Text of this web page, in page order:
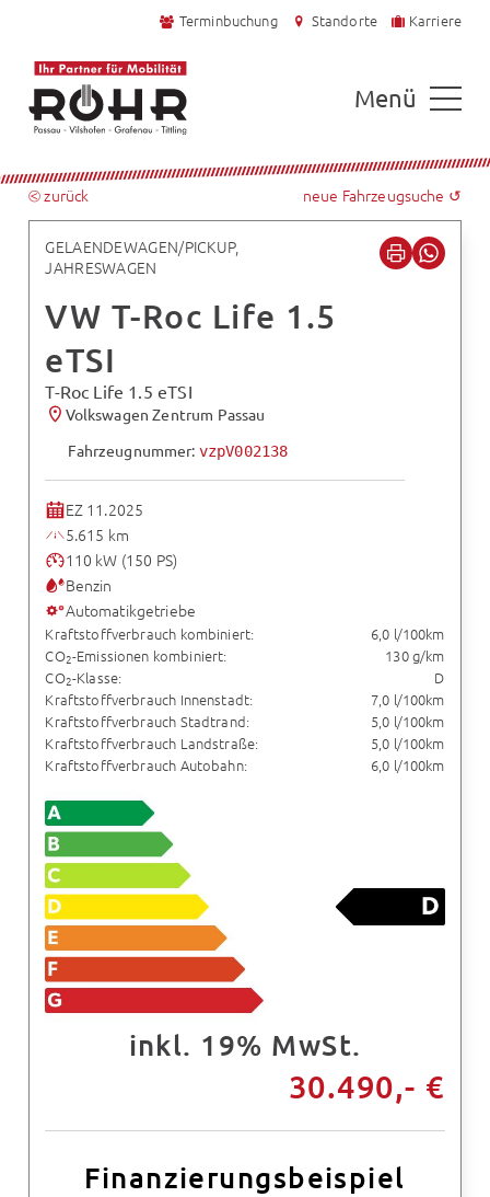
Terminbuchung Standorte Karriere
Menü
⧀ zurück neue Fahrzeugsuche ↺
GELAENDEWAGEN/PICKUP,
JAHRESWAGEN
VW T-Roc Life 1.5
eTSI
T-Roc Life 1.5 eTSI
Volkswagen Zentrum Passau
Fahrzeugnummer: vzpV002138
EZ 11.2025
5.615 km
110 kW (150 PS)
Benzin
Automatikgetriebe
Kraftstoffverbrauch kombiniert:
6,0 l/100km
CO2-Emissionen kombiniert:
130 g/km
CO2-Klasse:
D
Kraftstoffverbrauch Innenstadt:
7,0 l/100km
Kraftstoffverbrauch Stadtrand:
5,0 l/100km
Kraftstoffverbrauch Landstraße:
5,0 l/100km
Kraftstoffverbrauch Autobahn:
6,0 l/100km
inkl. 19% MwSt.
30.490,- €
Finanzierungsbeispiel